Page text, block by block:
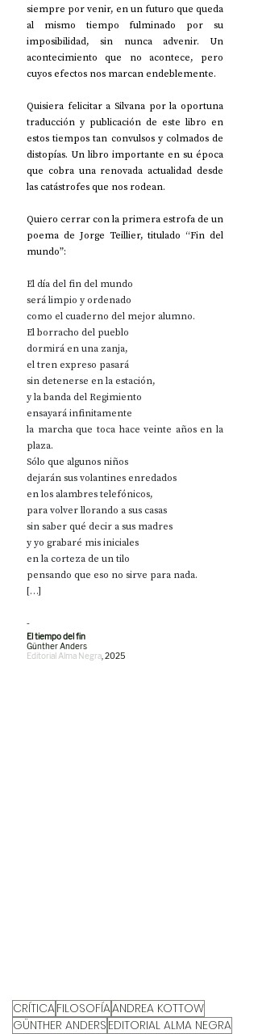
siempre por venir, en un futuro que queda
al mismo tiempo fulminado por su
imposibilidad, sin nunca advenir. Un
acontecimiento que no acontece, pero
cuyos efectos nos marcan endeblemente.
Quisiera felicitar a Silvana por la oportuna
traducción y publicación de este libro en
estos tiempos tan convulsos y colmados de
distopías. Un libro importante en su época
que cobra una renovada actualidad desde
las catástrofes que nos rodean.
Quiero cerrar con la primera estrofa de un
poema de Jorge Teillier, titulado “Fin del
mundo”:
El día del fin del mundo
será limpio y ordenado
como el cuaderno del mejor alumno.
El borracho del pueblo
dormirá en una zanja,
el tren expreso pasará
sin detenerse en la estación,
y la banda del Regimiento
ensayará infinitamente
la marcha que toca hace veinte años en la
plaza.
Sólo que algunos niños
dejarán sus volantines enredados
en los alambres telefónicos,
para volver llorando a sus casas
sin saber qué decir a sus madres
y yo grabaré mis iniciales
en la corteza de un tilo
pensando que eso no sirve para nada.
[…]
-
El tiempo del fin
Günther Anders
Editorial Alma Negra , 2025
CRÍTICAFILOSOFÍAANDREA KOTTOW
GÜNTHER ANDERS EDITORIAL ALMA NEGRA